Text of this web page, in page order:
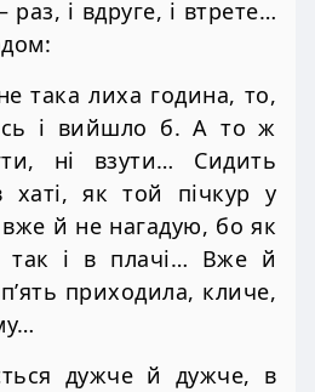
і вдруге, і втрете…
така лиха година, то,
і вийшло б. А то ж
ні взути… Сидить
як той пічкур у
й не нагадую, бо як
так і в плачі… Вже й
приходила, кличе,
дужче й дужче, в